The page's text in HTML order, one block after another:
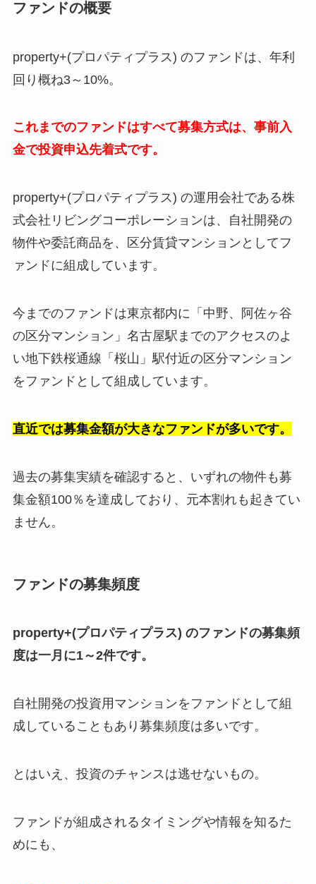
ファンドの概要
property+(プロパティプラス) のファンドは、年利
回り概ね3～10%。
これまでのファンドはすべて募集方式は、事前入
金で投資申込先着式です。
property+(プロパティプラス) の運用会社である株
式会社リビングコーポレーションは、自社開発の
物件や委託商品を、区分賃貸マンションとしてフ
ァンドに組成しています。
今までのファンドは東京都内に「中野、阿佐ヶ谷
の区分マンション」名古屋駅までのアクセスのよ
い地下鉄桜通線「桜山」駅付近の区分マンション
をファンドとして組成しています。
直近では募集金額が大きなファンドが多いです。
過去の募集実績を確認すると、いずれの物件も募
集金額100％を達成しており、元本割れも起きてい
ません。
ファンドの募集頻度
property+(プロパティプラス) のファンドの募集頻
度は一月に1～2件です。
自社開発の投資用マンションをファンドとして組
成していることもあり募集頻度は多いです。
とはいえ、投資のチャンスは逃せないもの。
ファンドが組成されるタイミングや情報を知るた
めにも、